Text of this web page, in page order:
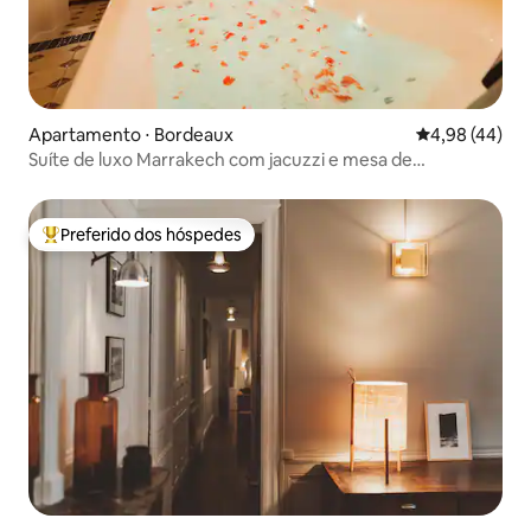
Apartamento ⋅ Bordeaux 4,98 de uma
4,98 (44)
Suíte de luxo Marrakech com jacuzzi e mesa de
Entre os melhores preferidos dos hóspedes
Preferido dos hóspedes